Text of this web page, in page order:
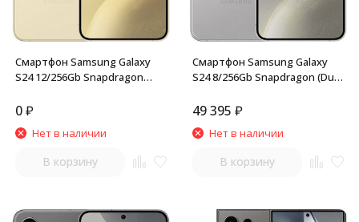
Смартфон Samsung Galaxy
S24 12/256Gb Snapdragon
0₽
Нет в наличии
В корзину
Смартфон Samsung Galaxy
S24 8/256Gb Snapdragon (Dual
49 395 ₽
Нет в наличии
В корзину